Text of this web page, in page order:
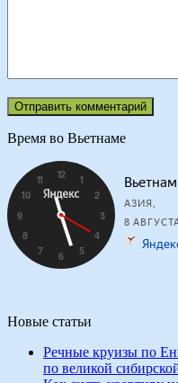
Время во Вьетнаме
Новые статьи
Речные круизы по
по великой